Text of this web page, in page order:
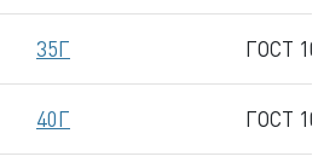
35Г ГОСТ
40Г ГОСТ